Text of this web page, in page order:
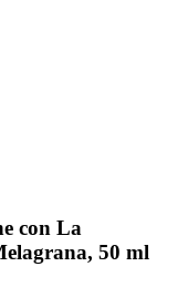
con La
50 ml